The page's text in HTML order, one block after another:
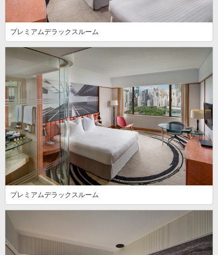
プレミアムデラックスルーム
プレミアムデラックスルーム